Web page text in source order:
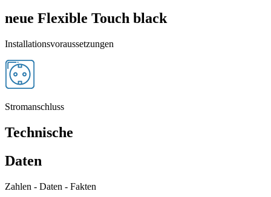
neue Flexible Touch black
Installationsvoraussetzungen
Stromanschluss
Technische
Daten
Zahlen - Daten - Fakten